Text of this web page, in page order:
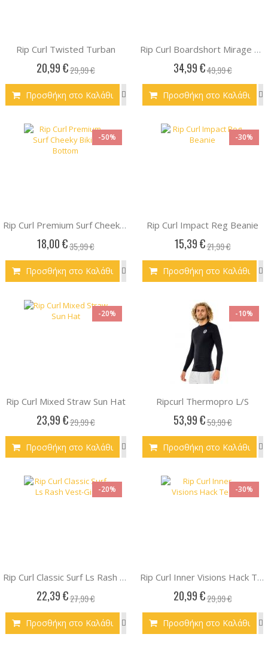
Rip Curl Twisted Turban
20,99 €29,99 €
Προσθήκη στο Καλάθι
Rip Curl Boardshort Mirage Core Boy
34,99 €49,99 €
Προσθήκη στο Καλάθι
Rip Curl Premium Surf Cheeky Bikini Bottom
18,00 €35,99 €
-50%
Προσθήκη στο Καλάθι
Rip Curl Impact Reg Beanie
15,39 €21,99 €
-30%
Προσθήκη στο Καλάθι
Rip Curl Mixed Straw Sun Hat
23,99 €29,99 €
-20%
Προσθήκη στο Καλάθι
Ripcurl Thermopro L/S
53,99 €59,99 €
-10%
Προσθήκη στο Καλάθι
Rip Curl Classic Surf Ls Rash Vest-Girl
22,39 €27,99 €
-20%
Προσθήκη στο Καλάθι
Rip Curl Inner Visions Hack Tee
20,99 €29,99 €
-30%
Προσθήκη στο Καλάθι